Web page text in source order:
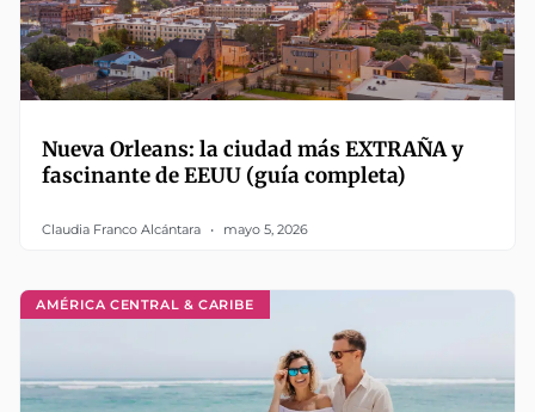
Nueva Orleans: la ciudad más EXTRAÑA y
fascinante de EEUU (guía completa)
Claudia Franco Alcántara mayo 5, 2026
AMÉRICA CENTRAL & CARIBE